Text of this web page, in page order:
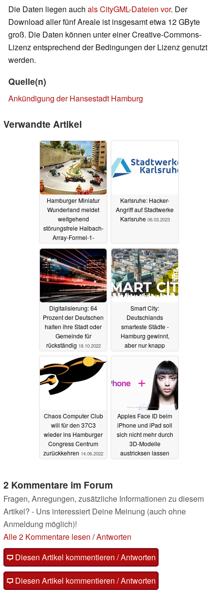
Die Daten liegen auch als CityGML-Dateien vor. Der
Download aller fünf Areale ist insgesamt etwa 12 GByte
groß. Die Daten können unter einer Creative-Commons-
Lizenz entsprechend der Bedingungen der Lizenz genutzt
werden.
Quelle(n)
Ankündigung der Hansestadt Hamburg
Verwandte Artikel
Hamburger Miniatur
Wunderland meldet
weitgehend
störungsfreie Halbach-
Array-Formel-1-
Rennen im winzigen
Monaco23.06.2024
Karlsruhe: Hacker-
Angriff auf Stadtwerke
Karlsruhe 06.03.2023
Digitalisierung: 64
Prozent der Deutschen
halten ihre Stadt oder
Gemeinde für
rückständig 18.10.2022
Smart City:
Deutschlands
smarteste Städte -
Hamburg gewinnt,
aber nur knapp
Chaos Computer Club
will für den 37C3
wieder ins Hamburger
Congress Centrum
zurückkehren 14.06.2022
Apples Face ID beim
iPhone und iPad soll
sich nicht mehr durch
3D-Modelle
austricksen lassen
2 Kommentare im Forum
Fragen, Anregungen, zusätzliche Informationen zu diesem
Artikel? - Uns interessiert Deine Meinung (auch ohne
Anmeldung möglich)!
Alle 2 Kommentare lesen /Antworten
Diesen Artikel kommentieren / Antworten
Diesen Artikel kommentieren / Antworten